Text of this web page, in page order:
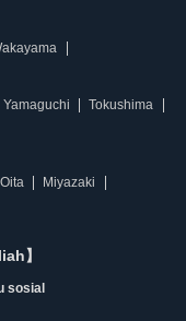
Yamaguchi
Tokushima
Oita
Miyazaki
】
sosial